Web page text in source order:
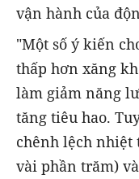
vận hành của
"Một số ý kiến
thấp hơn xăng
làm giảm năng
tăng tiêu hao.
chênh lệch
vài phần trăm)